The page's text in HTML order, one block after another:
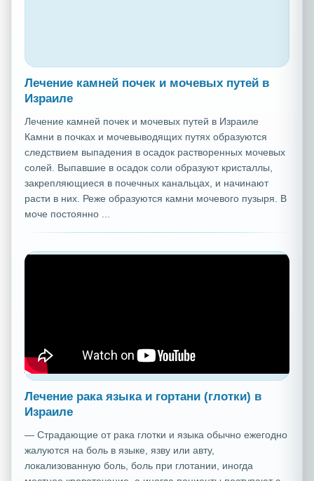
Лечение камней почек и мочевых путей в
Израиле
Лечение камней почек и мочевых путей в Израиле
Камни в почках и мочевыводящих путях образуются
следствием выпадения в осадок растворенных мочевых
солей. Выпавшие в осадок соли образуют кристаллы,
закрепляющиеся в почечных канальцах, и начинают
расти в них. Реже образуются камни мочевого пузыря. В
моче постоянно ...
Лечение рака языка и гортани (глотки) в
Израиле
— Страдающие от рака глотки и языка обычно ежегодно
жалуются на боль в языке, язву или авту,
локализованную боль, боль при глотании, иногда